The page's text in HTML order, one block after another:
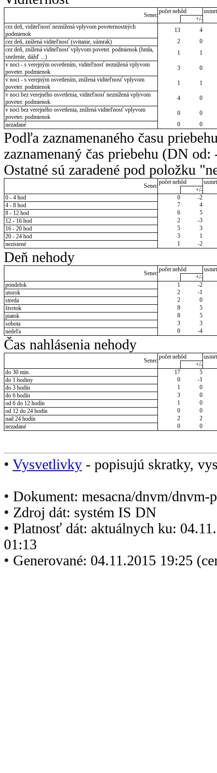
Senec
počet nehôd
+/-
cez deň, viditeľnosť neznížená vplyvom poveternostných
podmienok
13
4
cez deň, znížená viditeľnosť (svitanie, súmrak)
2
0
cez deň, znížená viditeľnosť vplyvom poveter. podmienok (hmla,
sneženie, dážď ...)
1
1
v noci - s verejným osvetlením, viditeľnosť neznížená vplyvom
poveter. podmienok
3
0
v noci - s verejným osvetlením, znížená viditeľnosť vplyvom
poveter. podmienok
1
1
v noci bez verejného osvetlenia, viditeľnosť neznížená vplyvom
poveter. podmienok
4
0
v noci bez verejného osvetlenia, znížená viditeľnosť vplyvom
poveter. podmienok
0
0
nezadané
0 0
Podľa zaznamenaného času
zaznamenaný čas priebehu (DN
Ostatné sú zaradené pod položku
Senec
počet nehôd
+/-
0 - 4 hod
0
-2
4 - 8 hod
7
4
8 - 12 hod
6
5
12 - 16 hod
2
-3
16 - 20 hod
5
3
20 - 24 hod
3
1
nezistené
1 -2
Deň nehody
Senec
počet nehôd
+/-
pondelok
1
-2
utorok
2
-1
streda
2
0
štvrtok
8
5
piatok
8
5
sobota
3
3
nedeľa
0 -4
Čas nahlásenia nehody
Senec
počet nehôd
+/-
do 30 min.
17
5
do 1 hodiny
0
-1
do 3 hodín
1
0
do 6 hodín
3
0
od 6 do 12 hodín
1
0
od 12 do 24 hodín
0
0
nad 24 hodín
2
2
nezadané
0 0
• Vysvetlivky - popisujú skratky,
• Dokument: mesacna/dnvm/dnvm-
• Zdroj dát: systém IS DN
• Platnosť dát: aktuálnych ku:
01:13
• Generované: 04.11.2015 19:25